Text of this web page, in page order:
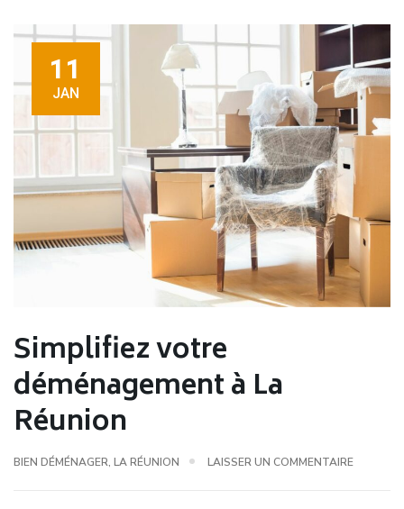
11
JAN
Simplifiez votre
déménagement à La
Réunion
BIEN DÉMÉNAGER, LA RÉUNION LAISSER UN COMMENTAIRE